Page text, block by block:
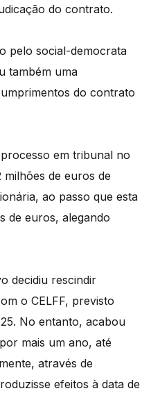
do contrato.
pelo social-democrata
também uma
do contrato
em tribunal no
de euros de
ao passo que esta
de euros, alegando
decidiu rescindir
o CELFF, previsto
No entanto, acabou
mais um ano, até
através de
efeitos à data de